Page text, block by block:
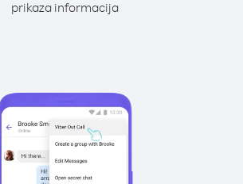
prikaza informacija